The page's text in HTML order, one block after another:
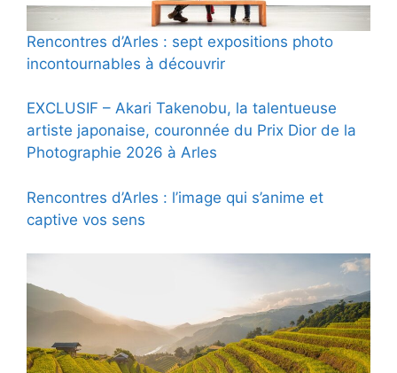
Rencontres d’Arles : sept expositions photo
incontournables à découvrir
EXCLUSIF – Akari Takenobu, la talentueuse
artiste japonaise, couronnée du Prix Dior de la
Photographie 2026 à Arles
Rencontres d’Arles : l’image qui s’anime et
captive vos sens